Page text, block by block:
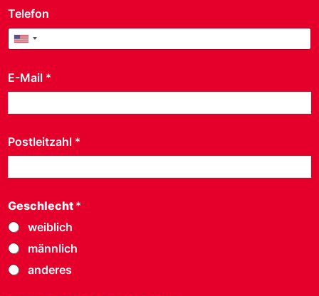
Telefon
United States +1
E-Mail *
Postleitzahl *
Geschlecht *
weiblich
männlich
anderes